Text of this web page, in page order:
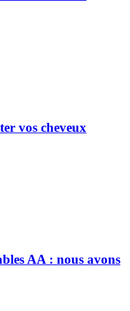
vos cheveux
AA : nous avons